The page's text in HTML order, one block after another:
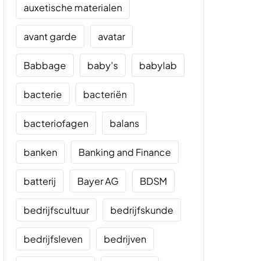
auxetische materialen
avant garde avatar
Babbage baby's babylab
bacterie bacteriën
bacteriofagen balans
banken Banking and Finance
batterij Bayer AG BDSM
bedrijfscultuur bedrijfskunde
bedrijfsleven bedrijven